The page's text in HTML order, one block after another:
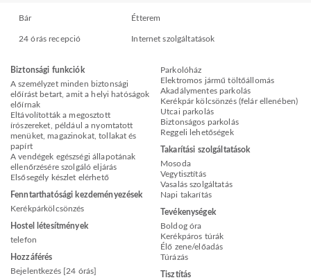
Bár Étterem
24 órás recepció Internet szolgáltatások
Biztonsági funkciók
A személyzet minden biztonsági
előírást betart, amit a helyi hatóságok
előírnak
Eltávolították a megosztott
írószereket, például a nyomtatott
menüket, magazinokat, tollakat és
papírt
A vendégek egészségi állapotának
ellenőrzésére szolgáló eljárás
Elsősegély készlet elérhető
Fenntarthatósági kezdeményezések
Kerékpárkölcsönzés
Hostel létesítmények
telefon
Hozzáférés
Bejelentkezés [24 órás]
Parkolóház
Elektromos jármű töltőállomás
Akadálymentes parkolás
Kerékpár kölcsönzés (felár ellenében)
Utcai parkolás
Biztonságos parkolás
Reggeli lehetőségek
Takarítási szolgáltatások
Mosoda
Vegytisztítás
Vasalás szolgáltatás
Napi takarítás
Tevékenységek
Boldog óra
Kerékpáros túrák
Élő zene/előadás
Túrázás
Tisztítás